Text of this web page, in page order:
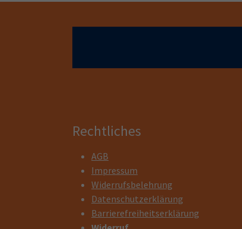
Rechtliches
AGB
Impressum
Widerrufsbelehrung
Datenschutzerklärung
Barrierefreiheitserklärung